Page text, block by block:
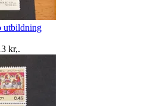
utbildning
kr,.